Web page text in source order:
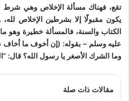
تقع، فهناك مسألة الإخلاص وهي شرط
يكون مقبولًا إلا بشرطين الإخلاص
الكتاب والسنة، فالمسألة خطيرة وهو
عليه وسلم – بقوله: (إن أخوف ما أخاف
وما الشرك الأصغر يا رسول الله؟ قال:
مقالات ذات صلة